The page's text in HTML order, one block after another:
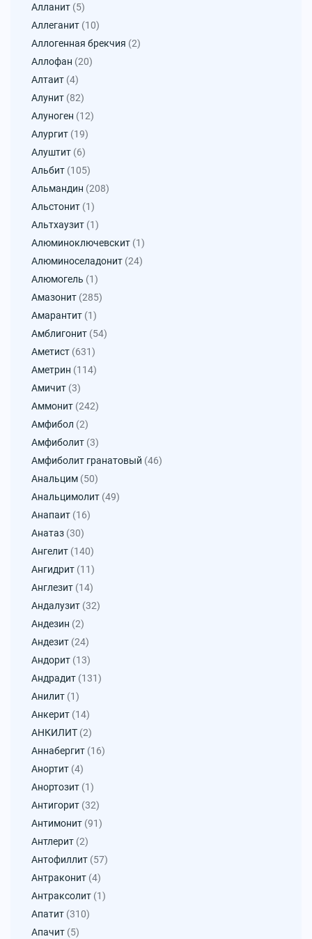
Алланит (5)
Аллеганит (10)
Аллогенная брекчия (2)
Аллофан (20)
Алтаит (4)
Алунит (82)
Алуноген (12)
Алургит (19)
Алуштит (6)
Альбит (105)
Альмандин (208)
Альстонит (1)
Альтхаузит (1)
Алюминоключевскит (1)
Алюминоселадонит (24)
Алюмогель (1)
Амазонит (285)
Амарантит (1)
Амблигонит (54)
Аметист (631)
Аметрин (114)
Амичит (3)
Аммонит (242)
Амфибол (2)
Амфиболит (3)
Амфиболит гранатовый (46)
Анальцим (50)
Анальцимолит (49)
Анапаит (16)
Анатаз (30)
Ангелит (140)
Ангидрит (11)
Англезит (14)
Андалузит (32)
Андезин (2)
Андезит (24)
Андорит (13)
Андрадит (131)
Анилит (1)
Анкерит (14)
АНКИЛИТ (2)
Аннабергит (16)
Анортит (4)
Анортозит (1)
Антигорит (32)
Антимонит (91)
Антлерит (2)
Антофиллит (57)
Антраконит (4)
Антраксолит (1)
Апатит (310)
Апачит (5)